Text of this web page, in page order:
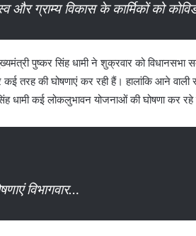
और ग्राम्य विकास के कार्मिकों को
पुष्कर सिंह धामी ने शुक्रवार को
तरह की घोषणाएं कर रही हैं। हालांकि आने
धामी कई लोकलुभावन योजनाओं की घोषणा कर
विभागवार…